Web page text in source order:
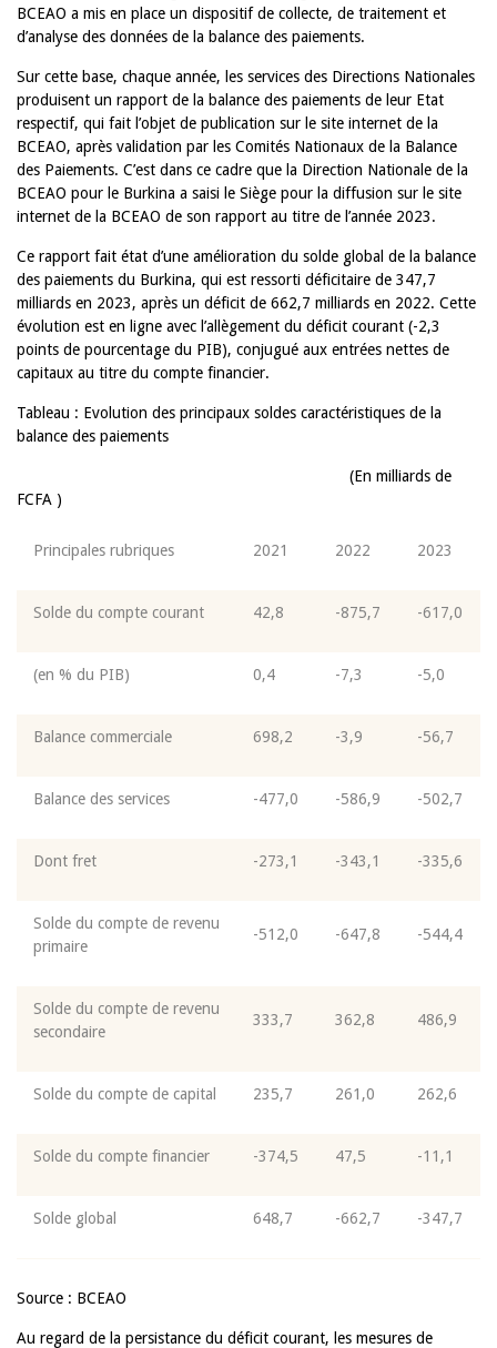
BCEAO a mis en place un dispositif de collecte, de traitement et
d’analyse des données de la balance des paiements.
Sur cette base, chaque année, les services des Directions Nationales
produisent un rapport de la balance des paiements de leur Etat
respectif, qui fait l’objet de publication sur le site internet de la
BCEAO, après validation par les Comités Nationaux de la Balance
des Paiements. C’est dans ce cadre que la Direction Nationale de la
BCEAO pour le Burkina a saisi le Siège pour la diffusion sur le site
internet de la BCEAO de son rapport au titre de l’année 2023.
Ce rapport fait état d’une amélioration du solde global de la balance
des paiements du Burkina, qui est ressorti déficitaire de 347,7
milliards en 2023, après un déficit de 662,7 milliards en 2022. Cette
évolution est en ligne avec l’allègement du déficit courant (-2,3
points de pourcentage du PIB), conjugué aux entrées nettes de
capitaux au titre du compte financier.
Tableau : Evolution des principaux soldes caractéristiques de la
balance des paiements
(En milliards de
FCFA )
Principales rubriques 2021 2022 2023
Solde du compte courant 42,8 -875,7 -617,0
(en % du PIB) 0,4 -7,3 -5,0
Balance commerciale 698,2 -3,9 -56,7
Balance des services -477,0 -586,9 -502,7
Dont fret -273,1 -343,1 -335,6
Solde du compte de revenu
primaire
-512,0 -647,8 -544,4
Solde du compte de revenu
secondaire
333,7 362,8 486,9
Solde du compte de capital 235,7 261,0 262,6
Solde du compte financier -374,5 47,5 -11,1
Solde global 648,7 -662,7 -347,7
Source : BCEAO
Au regard de la persistance du déficit courant, les mesures de